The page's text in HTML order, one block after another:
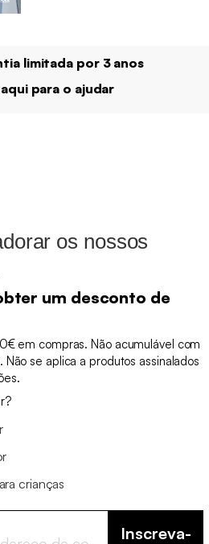
limitada por 3 anos
para o ajudar
os nossos
um desconto de
em compras. Não acumulável com
se aplica a produtos assinalados
crianças
Inscreva-